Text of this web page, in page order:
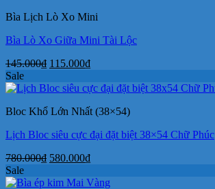
155.000₫.
Bìa Lịch Lò Xo Mini
Bìa Lò Xo Giữa Mini Tài Lộc
145.000₫ Giá
là:
115.000₫Giá
tại
115.000₫.
Sale
Bloc Khổ Lớn Nhất (38×54)
Lịch Bloc siêu cực đại đặt biệt 38×54 Chữ Phúc
780.000₫ Giá
là:
580.000₫Giá
tại
Sale